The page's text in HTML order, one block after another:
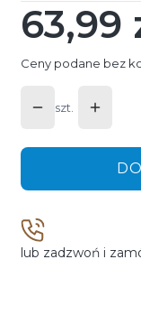
Cena
63,99
Ceny podane bez
szt.
lub zadzwoń i